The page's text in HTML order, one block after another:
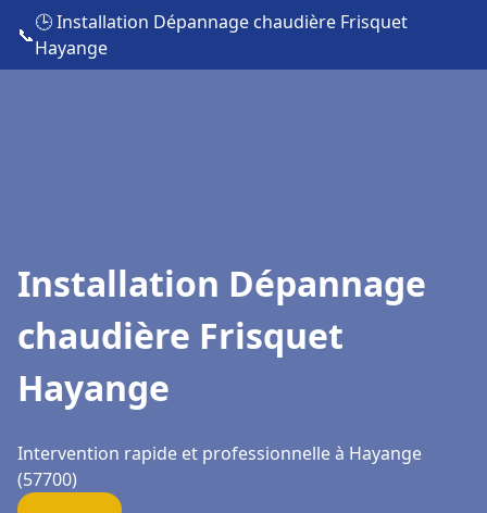
📞
🕒 Installation Dépannage chaudière Frisquet
Hayange
Installation Dépannage
chaudière Frisquet
Hayange
Intervention rapide et professionnelle à Hayange
(57700)